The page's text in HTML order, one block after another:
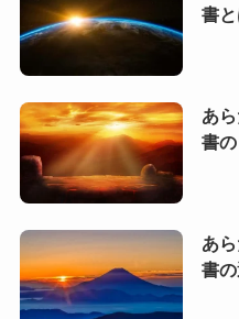
書
あ
書
あ
書